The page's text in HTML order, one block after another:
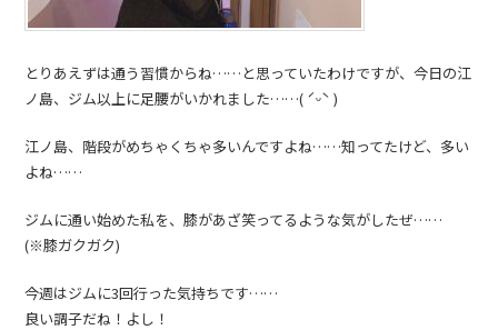
とりあえずは通う習慣からね……と思っていたわけですが、今日の江
ノ島、ジム以上に足腰がいかれました……( ˊᵕˋ )
江ノ島、階段がめちゃくちゃ多いんですよね……知ってたけど、多い
よね……
ジムに通い始めた私を、膝があざ笑ってるような気がしたぜ……
(※膝ガクガク)
今週はジムに3回行った気持ちです……
良い調子だね！よし！